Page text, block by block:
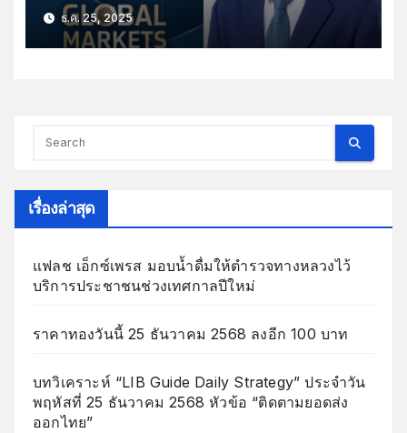
ธ.ค. 25, 2025
เรื่องล่าสุด
แฟลช เอ็กซ์เพรส มอบน้ำดื่มให้ตำรวจทางหลวงไว้
บริการประชาชนช่วงเทศกาลปีใหม่
ราคาทองวันนี้ 25 ธันวาคม 2568 ลงอีก 100 บาท
บทวิเคราะห์ “LIB Guide Daily Strategy” ประจำวัน
พฤหัสที่ 25 ธันวาคม 2568 หัวข้อ “ติดตามยอดส่ง
ออกไทย”